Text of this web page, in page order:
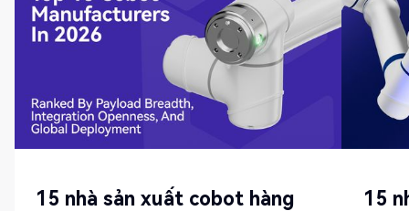
15 nhà sản xuất cobot hàng
15